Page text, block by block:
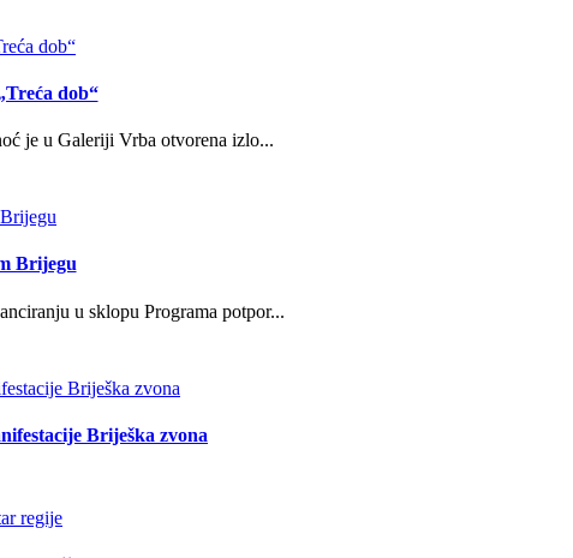
dob“
je u Galeriji Vrba otvorena izlo...
Brijegu
u sklopu Programa potpor...
Briješka zvona